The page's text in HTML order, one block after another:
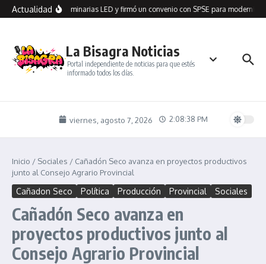
Saltar al contenido
Actualidad
Seco recibió 100 luminarias LED y firmó un convenio con SPSE para
La Bisagra Noticias
Portal independiente de noticias para que estés
informado todos los días.
viernes, agosto 7, 2026 2:08:38 PM
Inicio / Sociales / Cañadón Seco avanza en proyectos productivos
junto al Consejo Agrario Provincial
Cañadon Seco Política Producción Provincial Sociales
Cañadón Seco avanza en
proyectos productivos junto al
Consejo Agrario Provincial